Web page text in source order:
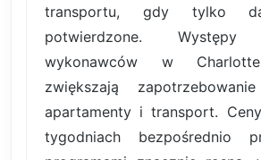
transportu, gdy tylko
potwierdzone. Występy
wykonawców w
zwiększają
apartamenty i transport.
tygodniach bezpośrednio